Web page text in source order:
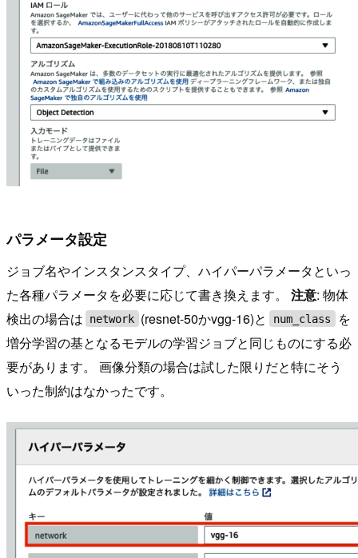
パラメータ設定
ジョブ名やインスタンスタイプ、ハイパーパラメータといっ
た各種パラメータを必要に応じて書き換えます。 注意: 物体
検出の場合は
network (resnet-50かvgg-16)と num_class
を
増分学習の基となるモデルの学習ジョブと同じものにする必
要があります。 画像分類の場合は試した限りだと特にそう
いった制約はなかったです。